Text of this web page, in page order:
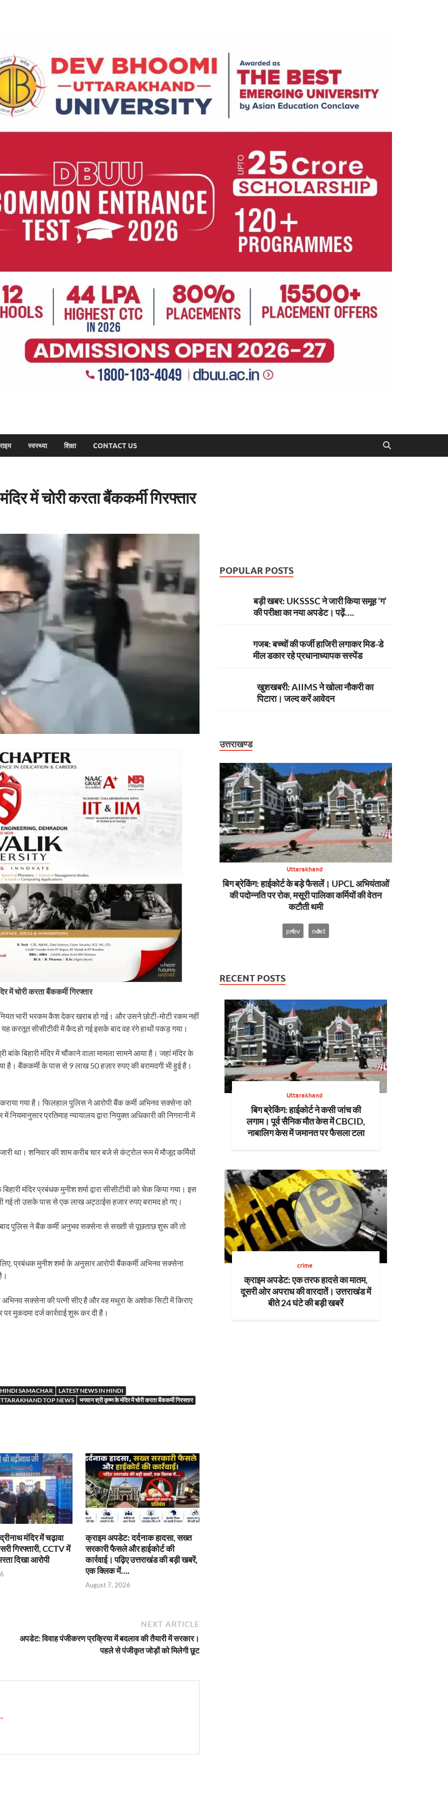
स्वस्थ्या शिक्षा CONTACT US
में चोरी करता बैंककर्मी गिरफ्तार
में चोरी करता बैंककर्मी गिरफ्तार
भारी भरकम कैश देकर खराब हो गई। और उसने छोटी-मोटी रकम नहीं
करतूत सीसीटीवी में कैद हो गई इसके बाद वह रंगे हाथों पकड़ गया।
बिहारी मंदिर में चौंकाने वाला मामला सामने आया है। जहां मंदिर के
है। बैंककर्मी के पास से 9 लाख 50 हज़ार रुपए की बरामदगी भी हुई है।
कराया गया है। फिलहाल पुलिस ने आरोपी बैंक कर्मी अभिनव सक्सेना को
नियमानुसार प्रतिमाह न्यायालय द्वारा नियुक्त अधिकारी की निगरानी में
था। शनिवार की शाम करीब चार बजे से कंट्रोल रूम में मौजूद कर्मियों
मंदिर प्रबंधक मुनीश शर्मा द्वारा सीसीटीवी को चेक किया गया। इस
गई तो उसके पास से एक लाख अट्ठाईस हजार रुपए बरामद हो गए।
पुलिस ने बैंक कर्मी अनुभव सक्सेना से सख्ती से पूछताछ शुरू की तो
प्रबंधक मुनीश शर्मा के अनुसार आरोपी बैंककर्मी अभिनव सक्सेना
सक्सेना की पत्नी सीए है और वह मथुरा के अशोक सिटी में किराए
मुकदमा दर्ज कार्रवाई शुरू कर दी है।
HINDI SAMACHAR
LATEST NEWS IN HINDI
TOP NEWS भगवान श्री कृष्ण के मंदिर में चोरी करता बैंककर्मी गिरफ्तार
मंदिर में चढ़ावा
गिरफ्तारी, CCTV में
दिखा आरोपी
क्राइम अपडेट: दर्दनाक हादसा, सख्त
सरकारी फैसले और हाईकोर्ट की
कार्रवाई। पढ़िए उत्तराखंड की बड़ी खबरें,
एक क्लिक में….
August 7, 2026
NEXT ARTICLE
अपडेट: विवाह पंजीकरण प्रक्रिया में बदलाव की तैयारी में सरकार।
पहले से पंजीकृत जोड़ों को मिलेगी छूट
POPULAR POSTS
बड़ी खबर: UKSSSC ने जारी किया समूह ‘ग’
की परीक्षा का नया अपडेट। पढ़ें….
गजब: बच्चों की फर्जी हाजिरी लगाकर मिड-डे
मील डकार रहे प्रधानाध्यापक सस्पेंड
खुशखबरी: AIIMS ने खोला नौकरी का
पिटारा। जल्द करें आवेदन
उत्तराखण्ड
पर जागा
बिग ब्रेकिंग: हाईकोर्ट ने कसी जांच की लगाम। पूर्व सैनिक
मौत केस में CBCID, नाबालिग केस में जमानत पर फैसला
टला
Uttarakhand
बिग ब्रेकिंग: हाईकोर्ट के बड़े फैसलें। UPCL अभियंताओं
की पदोन्नति पर रोक, मसूरी पालिका कर्मियों की वेतन
कटौती थमी
prev next
RECENT POSTS
Uttarakhand
बिग ब्रेकिंग: हाईकोर्ट ने कसी जांच की
लगाम। पूर्व सैनिक मौत केस में CBCID,
नाबालिग केस में जमानत पर फैसला टला
crime
क्राइम अपडेट: एक तरफ हादसे का मातम,
दूसरी ओर अपराध की वारदातें। उत्तराखंड में
बीते 24 घंटे की बड़ी खबरें